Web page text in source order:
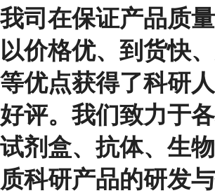
我司在保证产品质
以价格优、到货快
等优点获得了科研
好评。我们致力于
试剂盒、抗体、生
质科研产品的研发